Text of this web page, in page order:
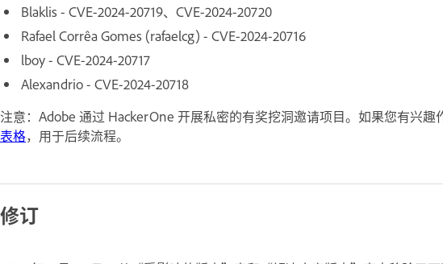
Blaklis - CVE-2024-20719、CVE-2024-20720
Rafael Corrêa Gomes (rafaelcg) - CVE-2024-20716
lboy - CVE-2024-20717
Alexandrio - CVE-2024-20718
注意：Adobe 通过 HackerOne 开展私密的有奖挖洞邀请项目。如果您有兴
表格，用于后续流程。
修订